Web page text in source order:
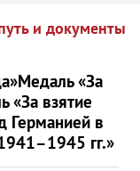
и документы
Медаль «За
«За взятие
Германией в
гг.»